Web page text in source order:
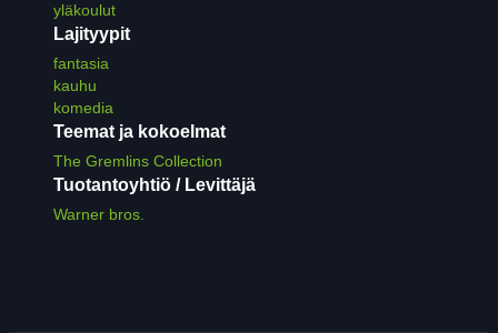
yläkoulut
Lajityypit
fantasia
kauhu
komedia
Teemat ja kokoelmat
The Gremlins Collection
Tuotantoyhtiö / Levittäjä
Warner bros.